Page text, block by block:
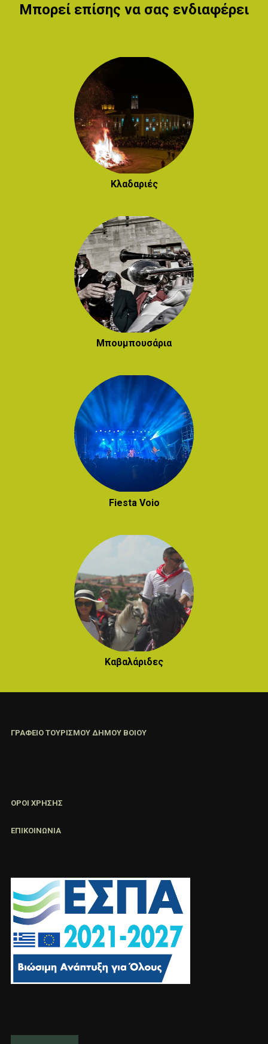
Μπορεί επίσης να σας ενδιαφέρει
Κλαδαριές
Μπουμπουσάρια
Fiesta Voio
Καβαλάριδες
ΓΡΑΦΕΙΟ ΤΟΥΡΙΣΜΟΥ ΔΗΜΟΥ ΒΟΙΟΥ
ΟΡΟΙ ΧΡΗΣΗΣ
ΕΠΙΚΟΙΝΩΝΙΑ